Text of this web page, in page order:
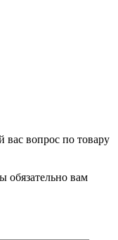
вопрос по товару
вам